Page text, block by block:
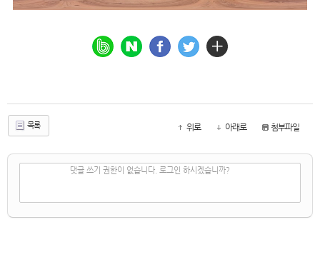
목록 위로 아래로 첨부파일
댓글 쓰기 권한이 없습니다. 로그인 하시겠습니까?